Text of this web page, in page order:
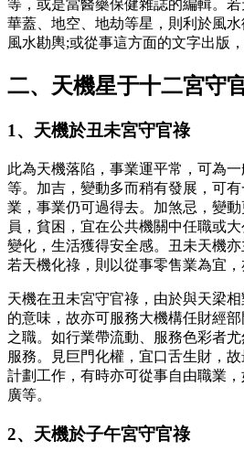
等，或是當醫藥保健雜誌的編輯。若
華蓋、地空、地劫等星，則利於風水
風水勘輿;或從事這方面的文字出版
二、天機星于十二宮守
1、天機於丑未宮守官祿
此為天機落陷，事業運平常，可為
等。加吉，變動多而稍有發展，可
業，事業仍可過得去。加煞忌，變
員，貧困，宜在公共機關中任職或
變化，生活獲得安全感。丑未天機亦
若天機化祿，則以從事零售業為宜，
天機在丑未宮守官祿，由於與天梁
的意味，故亦可服務大機構任財經
之職。如行業帶流動、服務色彩者
服務。見巨門化權，宜口舌生財，
計劃工作，有時亦可從事自由職業
廣等。
2、天機於子午宮守官祿